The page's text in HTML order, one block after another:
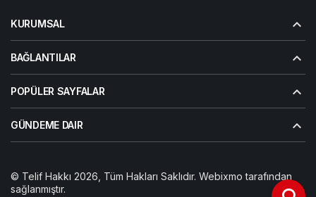
KURUMSAL
BAĞLANTILAR
POPÜLER SAYFALAR
GÜNDEME DAIR
© Telif Hakkı 2026, Tüm Hakları Saklıdır. Webixmo tarafından
sağlanmıştır.